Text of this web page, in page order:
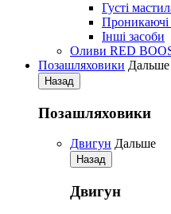
Густі
Проникаючі
Iнші засоби
Оливи RED
Позашляховики Дальше
Назад
Позашляховики
Двигун Дальше
Назад
Двигун